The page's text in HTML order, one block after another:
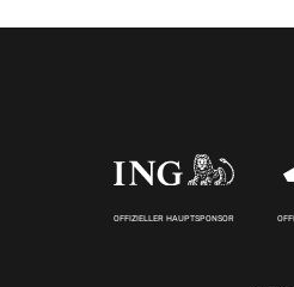
OFFIZIELLER HAUPTSPONSOR